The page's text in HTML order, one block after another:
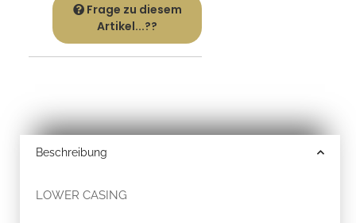
Frage zu diesem
Artikel...??
Beschreibung
LOWER CASING